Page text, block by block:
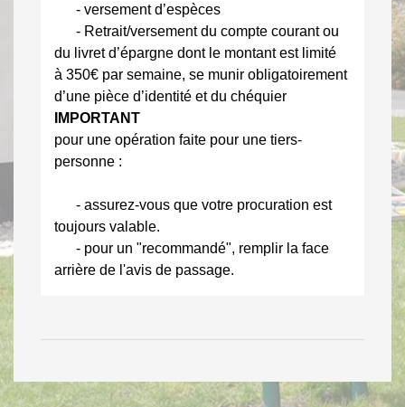
- versement d’espèces
- Retrait/versement du compte courant ou
du livret d’épargne dont le montant est limité
à 350€ par semaine, se munir obligatoirement
d’une pièce d’identité et du chéquier
IMPORTANT
pour une opération faite pour une tiers-
personne :
- assurez-vous que votre procuration est
toujours valable.
- pour un "recommandé", remplir la face
arrière de l'avis de passage.